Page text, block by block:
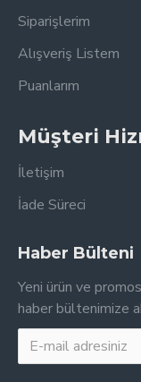
Siparişlerim
Alışveriş Listem
Puanlarım
Müşteri
İletişim
İade Süreci
Haber Bülteni
Yeni ürün ve
haber bültenimize